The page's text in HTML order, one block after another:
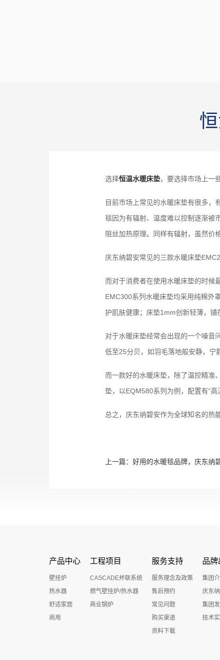
选择恒温水暖床垫，要选择市场上一
目前市场上常见的水暖床垫有很多
毯因为有辐射、温度难以控制逐渐被
阻丝加热原理。同样有辐射，虽然价
庆东纳碧安常见的三款水暖床垫
而对于消费者在使用水暖床垫的时
EMC300系列水暖床垫均采用纯棉外
护肌肤健康；床垫1mm创新轻薄，
对于水暖床垫经常会出现的一个噪音
低至25分贝，如羽毛落地般安静，宁
而一款好的水暖床垫，除了温控精准
垫，以EQM580系列为例，配置有“
总之，庆东纳碧安作为全球知名的热
上一篇：好用的水暖毯品牌，庆东纳
产品中心
壁挂炉
热水器
舒适家居
商用
工程项目
CASCADE并联系统
燃气壁挂炉/热水器
商业锅炉
服务支持
服务理念及政策
售后预约
常见问题
购买渠道
资料下载
品牌
集团
庆东
集团
技术